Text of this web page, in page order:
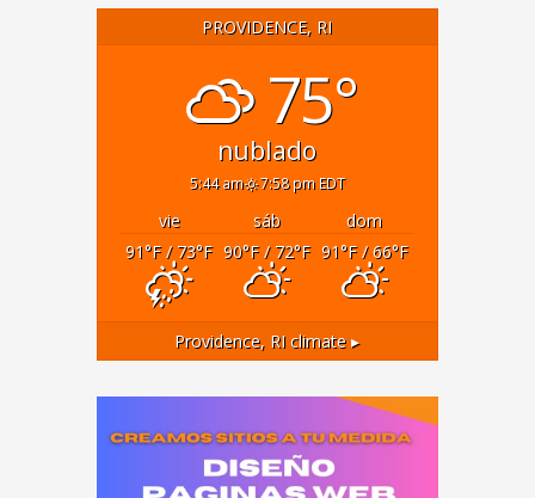
PROVIDENCE, RI
75°
nublado
5:44 am 7:58 pm EDT
vie sáb
dom
91°F/ 73°F 90°F/ 72°F 91°F/ 66°F
Providence, RI climate ▸